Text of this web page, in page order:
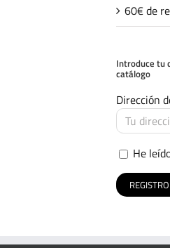
60€ de
Introduce tu
catálogo
Dirección
He